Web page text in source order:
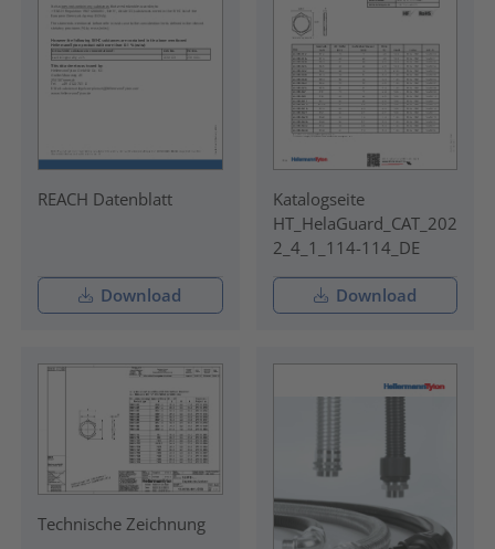
REACH Datenblatt
Download
Katalogseite
HT_HelaGuard_CAT_202
2_4_1_114-114_DE
Download
Technische Zeichnung